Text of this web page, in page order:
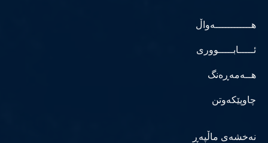
هــــــــــــەواڵ
ئـــــابـــــووری
هــەمەڕەنگ
چاوپێکەوتن
نەخشەی ماڵپەڕ